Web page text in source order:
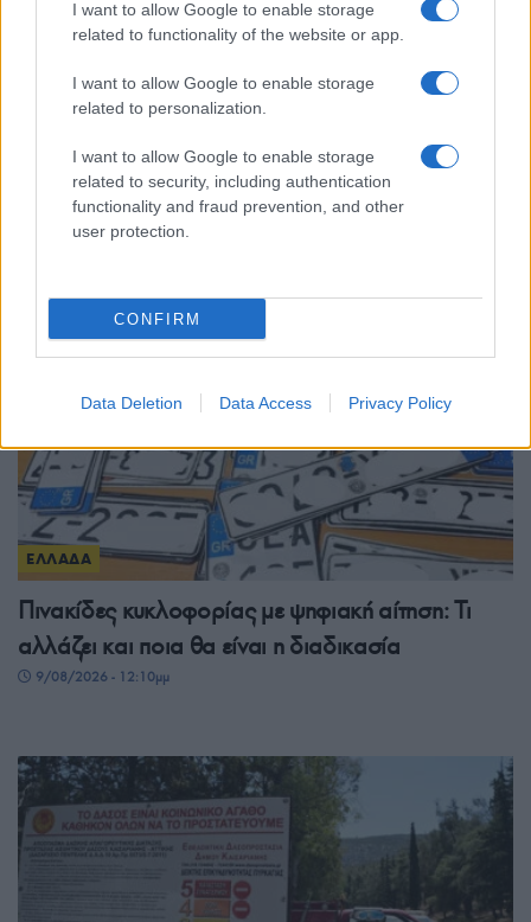
I want to allow Google to enable storage
related to functionality of the website or app.
I want to allow Google to enable storage
related to personalization.
I want to allow Google to enable storage
related to security, including authentication
functionality and fraud prevention, and other
user protection.
CONFIRM
Data Deletion Data Access Privacy Policy
ΕΛΛΑΔΑ
Πολλαπλό βιβλίο: Τι αλλάζει για μαθητές και
εκπαιδευτικούς – Πότε έρχονται τα νέα σχολικά
βιβλία
ΕΛΛΑΔΑ
Πινακίδες κυκλοφορίας με ψηφιακή αίτηση: Τι
αλλάζει και ποια θα είναι η διαδικασία
9/08/2026 - 12:10μμ